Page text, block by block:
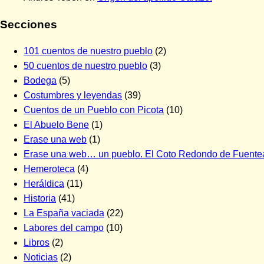
Secciones
101 cuentos de nuestro pueblo (2)
50 cuentos de nuestro pueblo (3)
Bodega (5)
Costumbres y leyendas (39)
Cuentos de un Pueblo con Picota (10)
El Abuelo Bene (1)
Erase una web (1)
Erase una web… un pueblo. El Coto Redondo de
Hemeroteca (4)
Heráldica (11)
Historia (41)
La España vaciada (22)
Labores del campo (10)
Libros (2)
Noticias (2)